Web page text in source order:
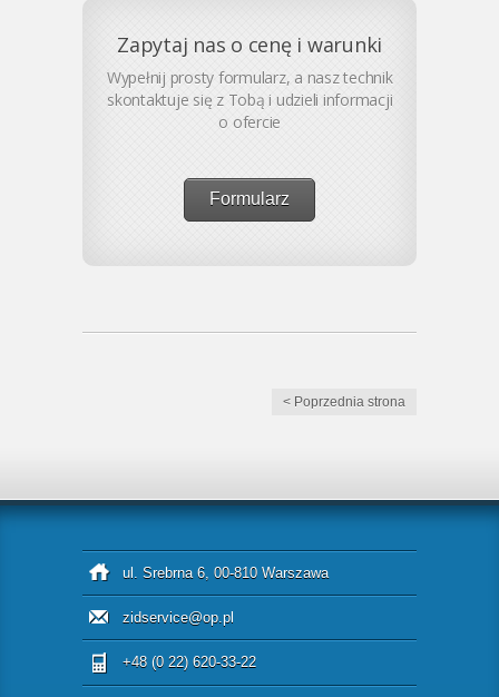
Zapytaj nas o cenę i warunki
Wypełnij prosty formularz, a nasz technik
skontaktuje się z Tobą i udzieli informacji
o ofercie
Formularz
< Poprzednia strona
ul. Srebrna 6, 00-810 Warszawa
zidservice@op.pl
+48 (0 22) 620-33-22